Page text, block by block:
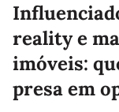
reality e
imóveis:
presa em